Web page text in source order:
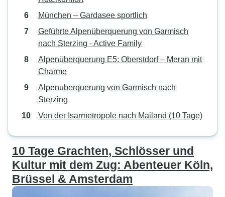
München – Gardasee sportlich
Geführte Alpenüberquerung von Garmisch
nach Sterzing - Active Family
Alpenüberquerung E5: Oberstdorf – Meran mit
Charme
Alpenuberquerung von Garmisch nach
Sterzing
Von der Isarmetropole nach Mailand (10 Tage)
10 Tage Grachten, Schlösser und
Kultur mit dem Zug: Abenteuer Köln,
Brüssel & Amsterdam